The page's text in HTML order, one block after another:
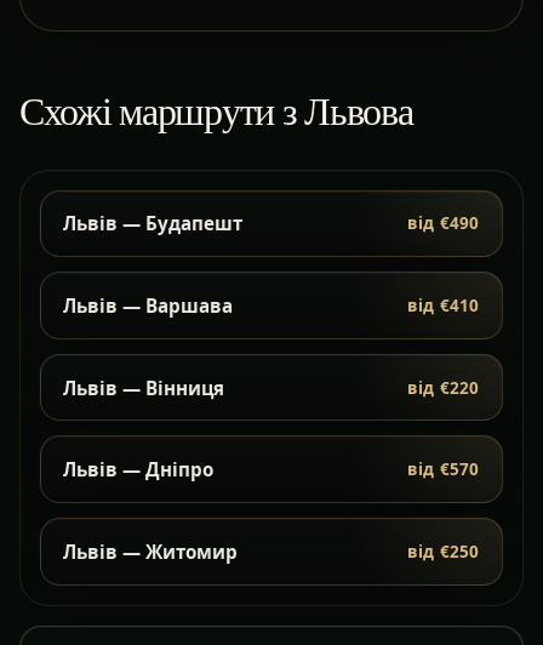
Схожі маршрути з Львова
Львів — Будапешт від €490
Львів — Варшава від €410
Львів — Вінниця від €220
Львів — Дніпро від €570
Львів — Житомир від €250